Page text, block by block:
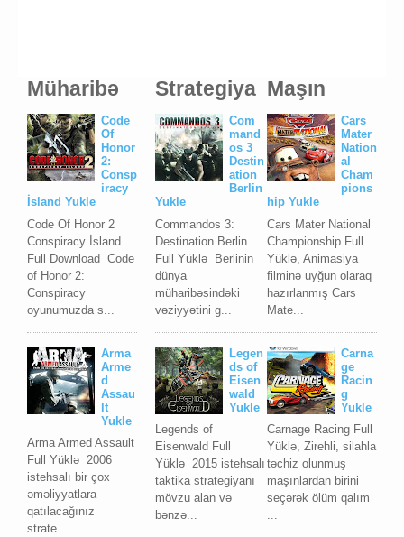
Müharibə
Code
Of
Honor
2:
Consp
iracy
İsland Yukle
Code Of Honor 2
Conspiracy İsland
Full Download Code
of Honor 2:
Conspiracy
oyunumuzda s...
Arma
Arme
d
Assau
lt
Yukle
Arma Armed Assault
Full Yüklə 2006
istehsalı bir çox
əməliyyatlara
qatılacağınız
strate...
Maşın
Cars
Mater
Nation
al
Cham
pions
hip Yukle
Cars Mater National
Championship Full
Yüklə, Animasiya
filminə uyğun olaraq
hazırlanmış Cars
Mate...
Carna
ge
Racin
g
Yukle
Carnage Racing Full
Yüklə, Zirehli, silahla
təchiz olunmuş
maşınlardan birini
seçərək ölüm qalım
...
Strategiya
Com
mand
os 3
Destin
ation
Berlin
Yukle
Commandos 3:
Destination Berlin
Full Yüklə Berlinin
dünya
müharibəsindəki
vəziyyətini g...
Legen
ds of
Eisen
wald
Yukle
Legends of
Eisenwald Full
Yüklə 2015 istehsalı
taktika strategiyanı
mövzu alan və
bənzə...